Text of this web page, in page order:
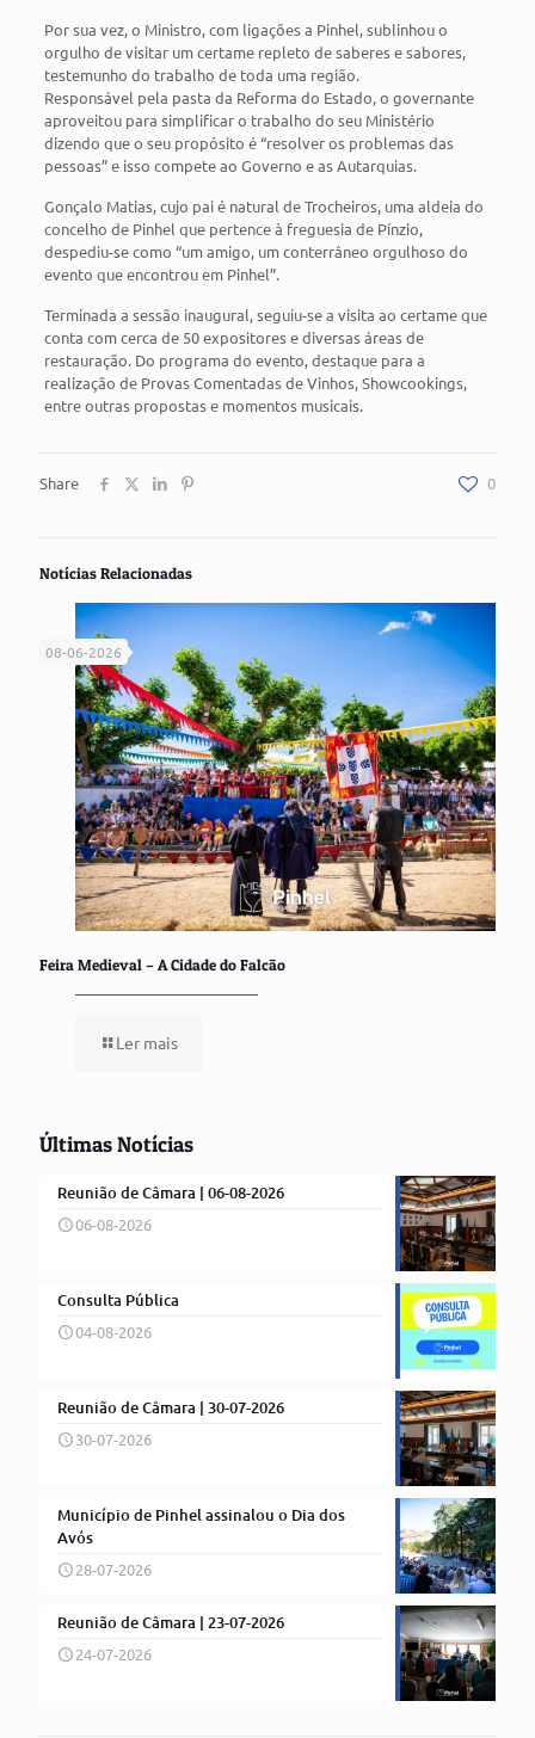
Por sua vez, o Ministro, com ligações a Pinhel, sublinhou o
orgulho de visitar um certame repleto de saberes e sabores,
testemunho do trabalho de toda uma região.
Responsável pela pasta da Reforma do Estado, o governante
aproveitou para simplificar o trabalho do seu Ministério
dizendo que o seu propósito é “resolver os problemas das
pessoas” e isso compete ao Governo e as Autarquias.
Gonçalo Matias, cujo pai é natural de Trocheiros, uma aldeia do
concelho de Pinhel que pertence à freguesia de Pínzio,
despediu-se como “um amigo, um conterrâneo orgulhoso do
evento que encontrou em Pinhel”.
Terminada a sessão inaugural, seguiu-se a visita ao certame que
conta com cerca de 50 expositores e diversas áreas de
restauração. Do programa do evento, destaque para a
realização de Provas Comentadas de Vinhos, Showcookings,
entre outras propostas e momentos musicais.
Share 0
Notícias Relacionadas
08-06-2026
Feira Medieval – A Cidade do Falcão
Ler mais
Últimas Notícias
Reunião de Câmara | 06-08-2026
06-08-2026
Consulta Pública
04-08-2026
Reunião de Câmara | 30-07-2026
30-07-2026
Município de Pinhel assinalou o Dia dos
Avós
28-07-2026
Reunião de Câmara | 23-07-2026
24-07-2026